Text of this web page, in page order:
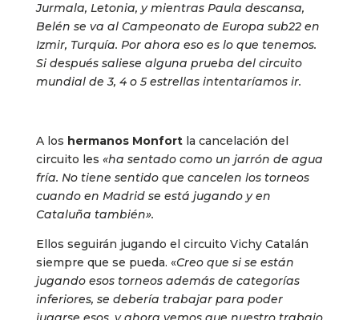
Jurmala, Letonia, y mientras Paula descansa,
Belén se va al Campeonato de Europa sub22 en
Izmir, Turquía. Por ahora eso es lo que tenemos.
Si después saliese alguna prueba del circuito
mundial de 3, 4 o 5 estrellas intentaríamos ir.
A los hermanos Monfortla cancelación del
circuito les «ha sentado como un jarrón de agua
fría. No tiene sentido que cancelen los torneos
cuando en Madrid se está jugando y en
Cataluña también».
Ellos seguirán jugando el circuito Vichy Catalán
siempre que se pueda. «Creo que si se están
jugando esos torneos además de categorías
inferiores, se debería trabajar para poder